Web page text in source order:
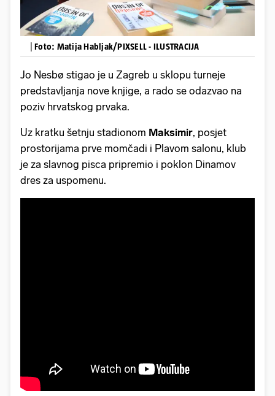
Foto: Matija Habljak/PIXSELL - ILUSTRACIJA
Jo Nesbø stigao je u Zagreb u sklopu turneje
predstavljanja nove knjige, a rado se odazvao na
poziv hrvatskog prvaka.
Uz kratku šetnju stadionom Maksimir, posjet
prostorijama prve momčadi i Plavom salonu, klub
je za slavnog pisca pripremio i poklon Dinamov
dres za uspomenu.